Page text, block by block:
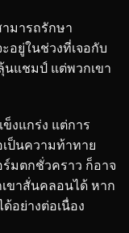
ามารถรักษา
อยู่ในช่วงที่เจอกับ
นแชมป์ แต่พวกเขา
งแกร่ง แต่การ
ป็นความท้าทาย
ร์มตกชั่วคราว ก็อาจ
ขาสั่นคลอนได้ หาก
อย่างต่อเนื่อง